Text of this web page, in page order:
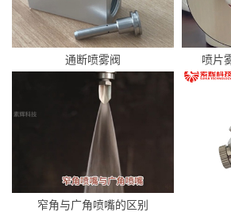
通断喷雾阀 喷片
窄角与广角喷嘴的区别